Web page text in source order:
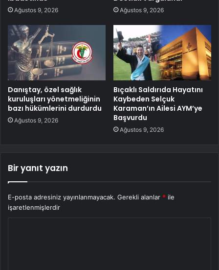
Ağustos 9, 2026 Ağustos 9, 2026
Danıştay, özel sağlık
kuruluşları yönetmeliğinin
bazı hükümlerini durdurdu
Ağustos 9, 2026
Bıçaklı Saldırıda Hayatını
Kaybeden Selçuk
Karaman’ın Ailesi AYM’ye
Başvurdu
Ağustos 9, 2026
Bir yanıt yazın
E-posta adresiniz yayınlanmayacak. Gerekli alanlar * ile
işaretlenmişlerdir